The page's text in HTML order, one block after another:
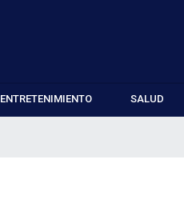
ENTRETENIMIENTO SALUD